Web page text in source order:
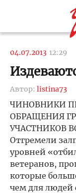
04.07.2013 12:29
Автор: listina73
ЧИНОВНИКИ
ОБРАЩЕНИЯ
УЧАСТНИКОВ
Отгремели
уровней
ветеранов,
которые
чем для людей